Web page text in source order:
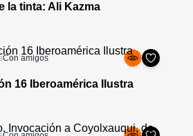
la tinta: Ali Kazma
Con amigos
16 Iberoamérica Ilustra